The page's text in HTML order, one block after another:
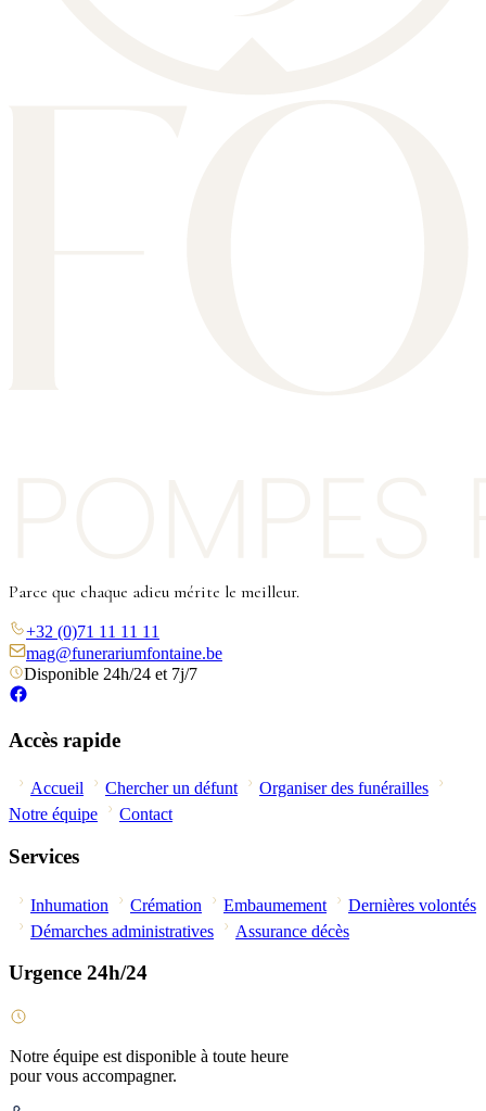
Parce que chaque adieu mérite le meilleur.
+32 (0)71 11 11 11
mag@funerariumfontaine.be
Disponible 24h/24 et 7j/7
Accès rapide
Accueil Chercher un défunt
Organiser des funérailles
Notre équipe
Contact
Services
Inhumation Crémation Embaumement
Dernières volontés
Démarches administratives
Assurance décès
Urgence 24h/24
Notre équipe est disponible à toute heure
pour vous accompagner.